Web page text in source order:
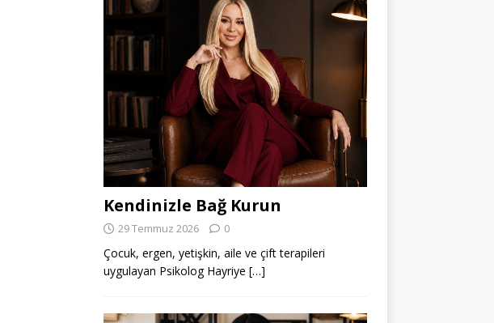
Kendinizle Bağ Kurun
29 Temmuz 2026 0
Çocuk, ergen, yetişkin, aile ve çift terapileri
uygulayan Psikolog Hayriye […]